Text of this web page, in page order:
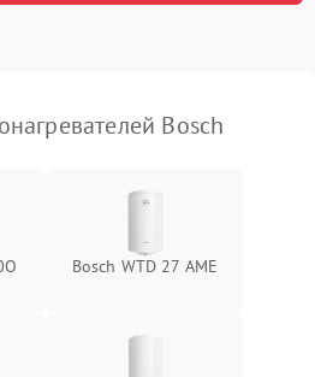
Bosch
Bosch WTD 27 AME